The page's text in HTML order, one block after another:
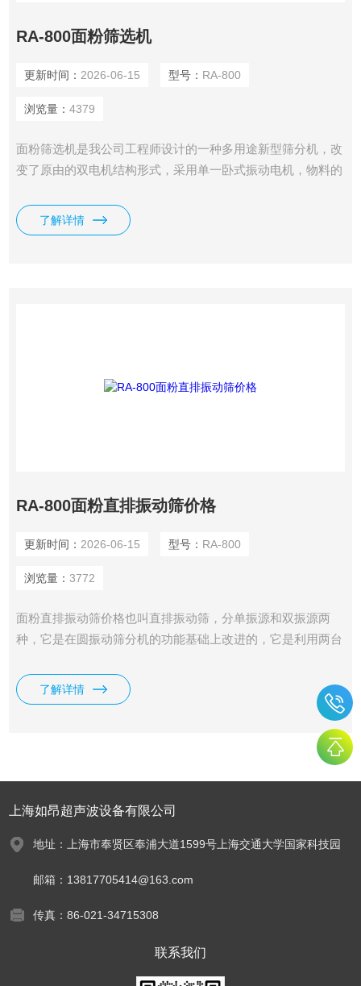
RA-800面粉筛选机
更新时间： 2026-06-15 型号： RA-800
浏览量： 4379
面粉筛选机是我公司工程师设计的一种多用途新型筛分机，改
变了原由的双电机结构形式，采用单一卧式振动电机，物料的
放，有大的处理量.淀粉直排筛|面粉振动筛|食品旋振筛
了解详情
RA-800面粉直排振动筛价格
更新时间： 2026-06-15 型号： RA-800
浏览量： 3772
面粉直排振动筛价格也叫直排振动筛，分单振源和双振源两
种，它是在圆振动筛分机的功能基础上改进的，它是利用两台
接从底部中间出料口排出，适用于受安装条件的限制或大批量
连续作业。
了解详情
上海如昂超声波设备有限公司
地址：上海市奉贤区奉浦大道1599号上海交通大学国家科技园
邮箱：13817705414@163.com
传真：86-021-34715308
联系我们